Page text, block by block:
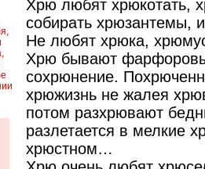
Хрю любят хрюкотать,
собирать хрюзантемы,
Не любят хрюка,
Хрю бывают
сохрюнение.
хрюжизнь не жалея
потом разхрювают
разлетается в мелкие
хрюстном…